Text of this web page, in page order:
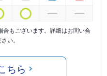
もございます。詳細はお問い合
い。
ちら